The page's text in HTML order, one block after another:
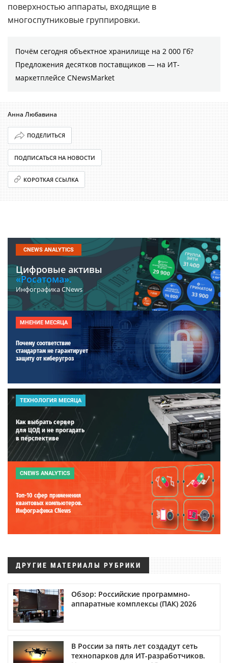
поверхностью аппараты, входящие в
многоспутниковые группировки.
Почём сегодня объектное хранилище на 2 000 Гб?
Предложения десятков поставщиков ― на ИТ-
маркетплейсе CNewsMarket
Анна Любавина
ПОДЕЛИТЬСЯ
ПОДПИСАТЬСЯ НА НОВОСТИ
КОРОТКАЯ ССЫЛКА
CNEWS ANALYTICS
Цифровые активы
«Росатома».
Инфографика CNews
МНЕНИЕ МЕСЯЦА
Почему соответствие
стандартам не гарантирует
защиту от киберугроз
ТЕХНОЛОГИЯ МЕСЯЦА
Как выбрать сервер
для ЦОД и не прогадать
в перспективе
CNEWS ANALYTICS
Топ-10 сфер применения
квантовых компьютеров.
Инфографика CNews
ДРУГИЕ МАТЕРИАЛЫ РУБРИКИ
Обзор: Российские программно-
аппаратные комплексы (ПАК) 2026
В России за пять лет создадут сеть
технопарков для ИТ-разработчиков.